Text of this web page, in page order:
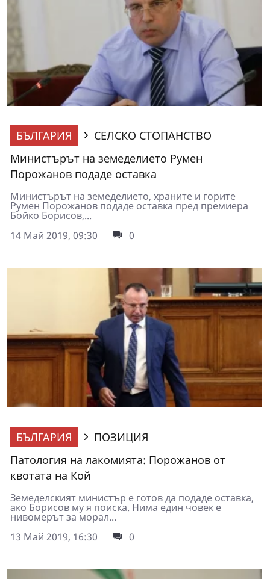
БЪЛГАРИЯ
СЕЛСКО СТОПАНСТВО
Министърът на земеделието Румен
Порожанов подаде оставка
Министърът на земеделието, храните и горите
Румен Порожанов подаде оставка пред премиера
Бойко Борисов,...
14 Май 2019, 09:30
0
БЪЛГАРИЯ
ПОЗИЦИЯ
Патология на лакомията: Порожанов от
квотата на Кой
Земеделският министър е готов да подаде оставка,
ако Борисов му я поиска. Нима един човек е
нивомерът за морал...
13 Май 2019, 16:30
0